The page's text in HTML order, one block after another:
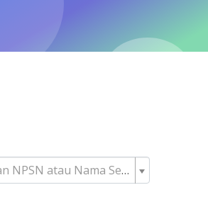
-- Ketikan NPSN atau Nama Sekolah--